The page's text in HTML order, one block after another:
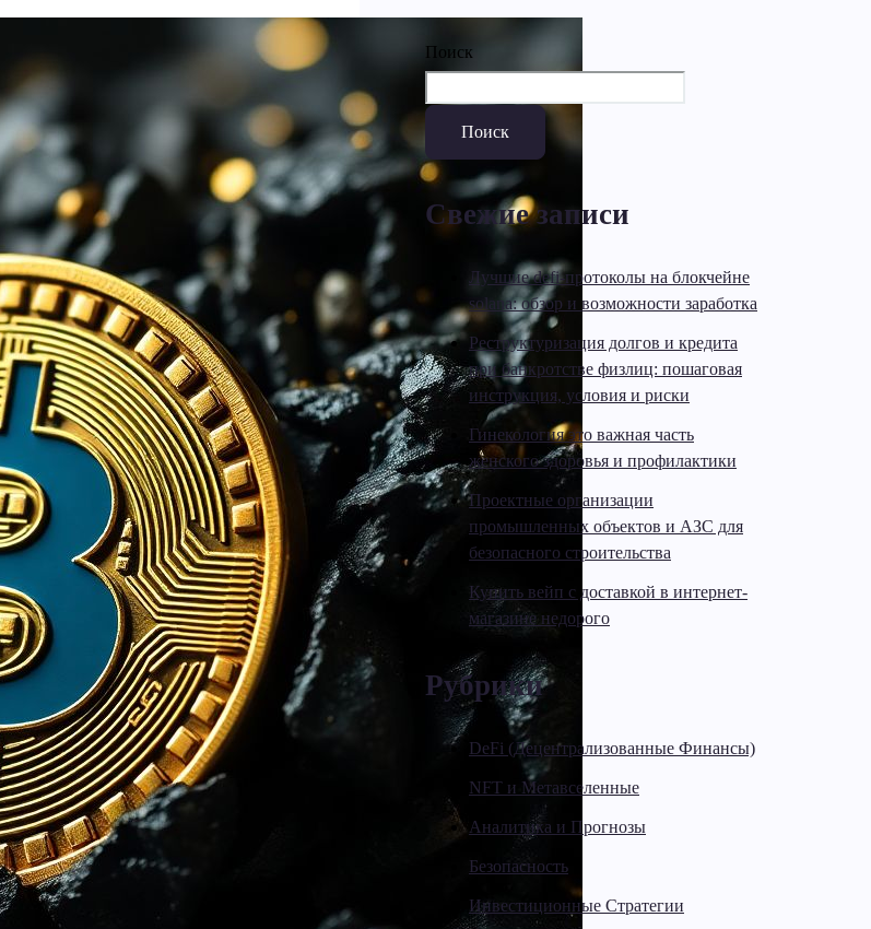
Поиск
Поиск
Свежие записи
Лучшие defi-протоколы на блокчейне
solana: обзор и возможности заработка
Реструктуризация долгов и кредита
при банкротстве физлиц: пошаговая
инструкция, условия и риски
Гинекология это важная часть
женского здоровья и профилактики
Проектные организации
промышленных объектов и АЗС для
безопасного строительства
Купить вейп с доставкой в интернет-
магазине недорого
Рубрики
DeFi (Децентрализованные Финансы)
NFT и Метавселенные
Аналитика и Прогнозы
Безопасность
Инвестиционные Стратегии